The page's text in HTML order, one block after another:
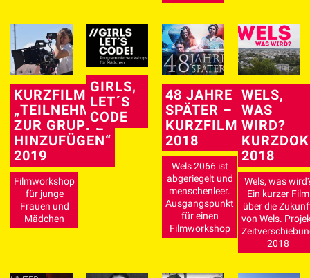
KURZFILM
„TEILNEHMER
ZUR GRUPPE
HINZUFÜGEN“
2019
Filmworkshop
für junge
Frauen und
Mädchen
GIRLS,
LET´S
CODE
48 JAHRE
SPÄTER –
KURZFILM
2018
Wels 2066 ist
abgeriegelt und
menschenleer.
Ausgangspunkt
für einen
Filmworkshop
WELS,
WAS
WIRD?
KURZDOK
2018
Wels, was
Ein kurzer Film
über die
von Wels.
2018